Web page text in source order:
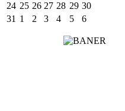
24 25 26 27 28 29 30
31 1 2 3 4 5 6